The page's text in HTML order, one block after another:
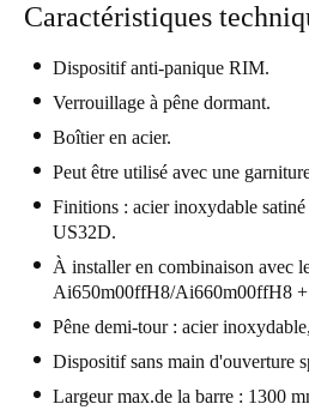
Caractéristiques
Dispositif anti-panique RIM.
Verrouillage à pêne dormant.
Boîtier en acier.
Peut être utilisé avec une
Finitions : acier inoxydable
US32D.
À installer en combinaison avec
Ai650m00ffH8/Ai660m00ffH8
Pêne demi-tour : acier
Dispositif sans main d'ouverture
Largeur max.de la barre : 1300